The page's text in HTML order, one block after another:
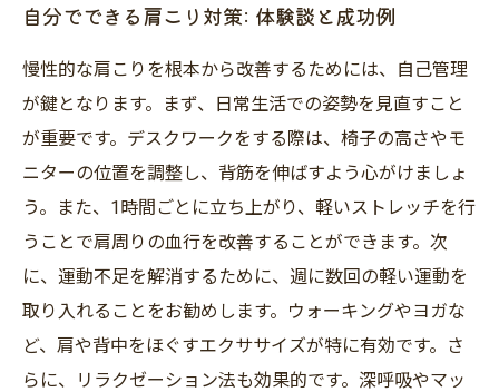
自分でできる肩こり対策: 体験談と成功例
慢性的な肩こりを根本から改善するためには、自己管理
が鍵となります。まず、日常生活での姿勢を見直すこと
が重要です。デスクワークをする際は、椅子の高さやモ
ニターの位置を調整し、背筋を伸ばすよう心がけましょ
う。また、1時間ごとに立ち上がり、軽いストレッチを行
うことで肩周りの血行を改善することができます。次
に、運動不足を解消するために、週に数回の軽い運動を
取り入れることをお勧めします。ウォーキングやヨガな
ど、肩や背中をほぐすエクササイズが特に有効です。さ
らに、リラクゼーション法も効果的です。深呼吸やマッ